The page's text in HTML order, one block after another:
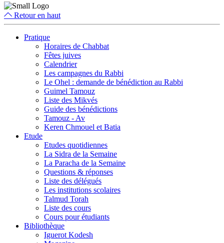
Retour en haut
Pratique
Horaires de Chabbat
Fêtes juives
Calendrier
Les campagnes du Rabbi
Le Ohel : demande de bénédiction au Rabbi
Guimel Tamouz
Liste des Mikvés
Guide des bénédictions
Tamouz - Av
Keren Chmouel et Batia
Etude
Etudes quotidiennes
La Sidra de la Semaine
La Paracha de la Semaine
Questions & réponses
Liste des délégués
Les institutions scolaires
Talmud Torah
Liste des cours
Cours pour étudiants
Bibliothèque
Iguerot Kodesh